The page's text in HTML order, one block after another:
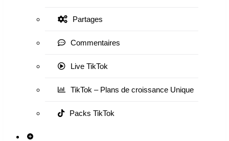
Partages
Commentaires
Live TikTok
TikTok – Plans de croissance Unique
Packs TikTok